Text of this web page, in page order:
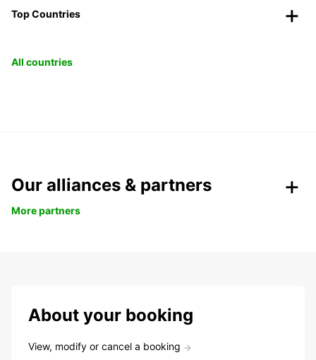
Top Countries
All countries
Our alliances & partners
More partners
About your booking
View, modify or cancel a booking